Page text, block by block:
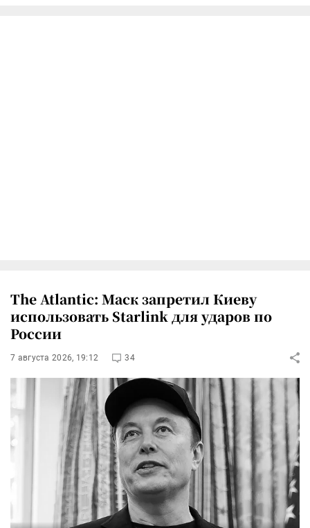
The Atlantic: Маск запретил Киеву
использовать Starlink для ударов по
России
7 августа 2026, 19:12 34